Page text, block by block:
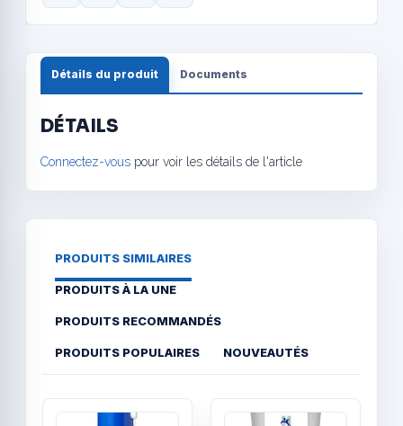
Détails du produit Documents
DÉTAILS
Connectez-vous pour voir les détails de l'article
PRODUITS SIMILAIRES
PRODUITS À LA UNE
PRODUITS RECOMMANDÉS
PRODUITS POPULAIRES NOUVEAUTÉS